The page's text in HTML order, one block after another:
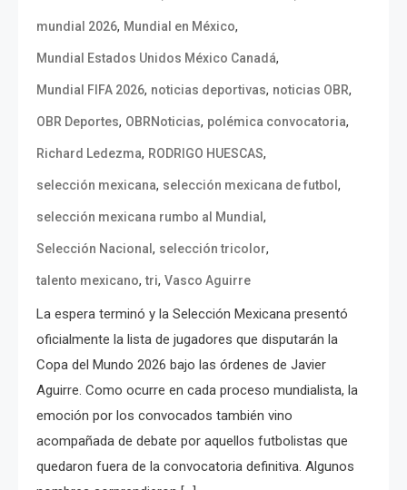
mundial 2026, Mundial en México,
Mundial Estados Unidos México Canadá,
Mundial FIFA 2026, noticias deportivas, noticias OBR,
OBR Deportes, OBRNoticias, polémica convocatoria,
Richard Ledezma, RODRIGO HUESCAS,
selección mexicana, selección mexicana de futbol ,
selección mexicana rumbo al Mundial ,
Selección Nacional , selección tricolor,
talento mexicano,tri, Vasco Aguirre
La espera terminó y la Selección Mexicana presentó
oficialmente la lista de jugadores que disputarán la
Copa del Mundo 2026 bajo las órdenes de Javier
Aguirre. Como ocurre en cada proceso mundialista, la
emoción por los convocados también vino
acompañada de debate por aquellos futbolistas que
quedaron fuera de la convocatoria definitiva. Algunos